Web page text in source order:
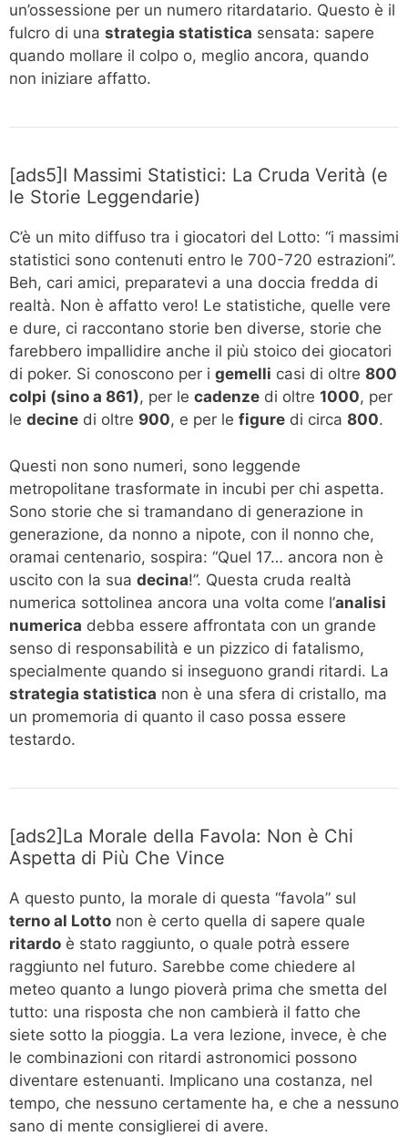
un’ossessione per un numero ritardatario. Questo è il
fulcro di una strategia statistica sensata: sapere
quando mollare il colpo o, meglio ancora, quando
non iniziare affatto.
[ads5]I Massimi Statistici: La Cruda Verità (e
le Storie Leggendarie)
C’è un mito diffuso tra i giocatori del Lotto: “i massimi
statistici sono contenuti entro le 700-720 estrazioni”.
Beh, cari amici, preparatevi a una doccia fredda di
realtà. Non è affatto vero! Le statistiche, quelle vere
e dure, ci raccontano storie ben diverse, storie che
farebbero impallidire anche il più stoico dei giocatori
di poker. Si conoscono per i gemelli casi di oltre 800
colpi (sino a 861), per le cadenze di oltre 1000, per
le decine di oltre 900, e per le figure di circa 800.
Questi non sono numeri, sono leggende
metropolitane trasformate in incubi per chi aspetta.
Sono storie che si tramandano di generazione in
generazione, da nonno a nipote, con il nonno che,
oramai centenario, sospira: “Quel 17… ancora non è
uscito con la sua decina!”. Questa cruda realtà
numerica sottolinea ancora una volta come l’analisi
numerica debba essere affrontata con un grande
senso di responsabilità e un pizzico di fatalismo,
specialmente quando si inseguono grandi ritardi. La
strategia statistica non è una sfera di cristallo, ma
un promemoria di quanto il caso possa essere
testardo.
[ads2]La Morale della Favola: Non è Chi
Aspetta di Più Che Vince
A questo punto, la morale di questa “favola” sul
terno al Lotto non è certo quella di sapere quale
ritardo è stato raggiunto, o quale potrà essere
raggiunto nel futuro. Sarebbe come chiedere al
meteo quanto a lungo pioverà prima che smetta del
tutto: una risposta che non cambierà il fatto che
siete sotto la pioggia. La vera lezione, invece, è che
le combinazioni con ritardi astronomici possono
diventare estenuanti. Implicano una costanza, nel
tempo, che nessuno certamente ha, e che a nessuno
sano di mente consiglierei di avere.